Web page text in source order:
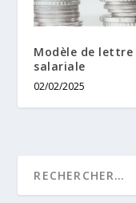
Modèle de lettre
salariale
02/02/2025